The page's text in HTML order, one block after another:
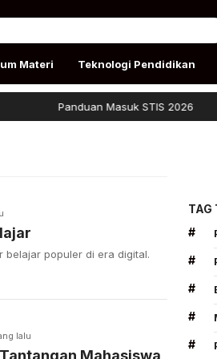
Materi Teknologi Pendidikan
Panduan Masuk STIS 2026
belajar populer di era digital.
lalu
Mahasiswa
TAG
#
#
#
#
#